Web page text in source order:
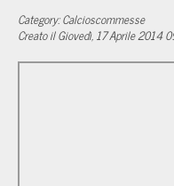
Category: Calcioscommesse
Creato il Giovedì, 17 Aprile 2014